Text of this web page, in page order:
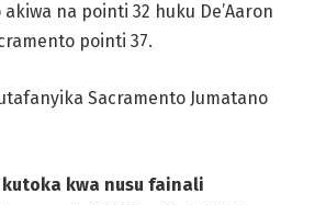
na pointi 32 huku De’Aaron
pointi 37.
Sacramento Jumatano
kwa nusu fainali